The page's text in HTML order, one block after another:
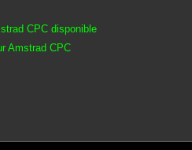
CPC disponible
Amstrad CPC